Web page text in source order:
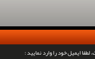
ایمیل خود را وارد نمایید :